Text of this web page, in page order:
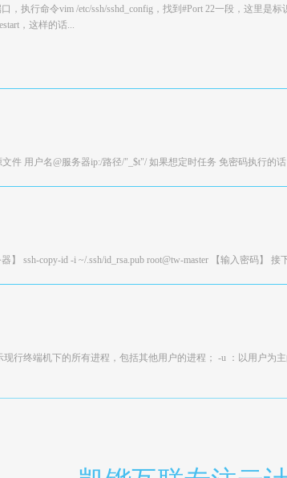
，执行命令vim /etc/ssh/sshd_config，找到#Port 22一段，这里是
，这样的话...
件 用户名@服务器ip:/路径/"_$t"/ 如果想定时任务 免密码执行的
】 ssh-copy-id -i ~/.ssh/id_rsa.pub root@tw-master 【输入密码】 接
行终端机下的所有进程，包括其他用户的进程； -u ：以用户为